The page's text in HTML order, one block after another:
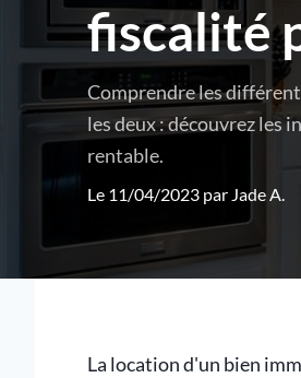
fiscalité
Comprendre les
les deux : découvrez
rentable.
Le 11/04/2023 par Jade A.
La location d'un bien